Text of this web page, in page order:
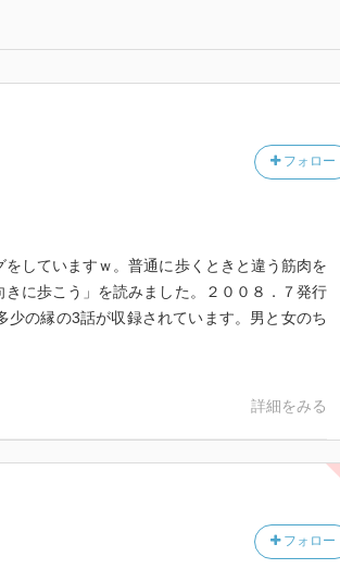
フォロー
していますｗ。普通に歩くときと違う筋肉を
に歩こう」を読みました。２００８．７発行
少の縁の3話が収録されています。男と女のち
詳細をみる
フォロー